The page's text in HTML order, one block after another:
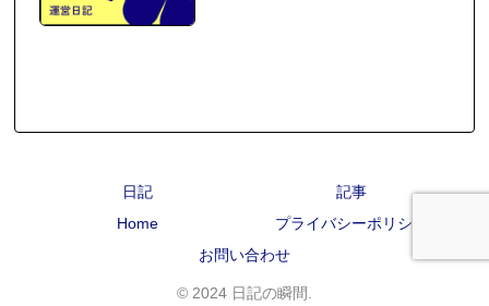
日記
記事
Home
プライバシーポリシー
お問い合わせ
© 2024 日記の瞬間.